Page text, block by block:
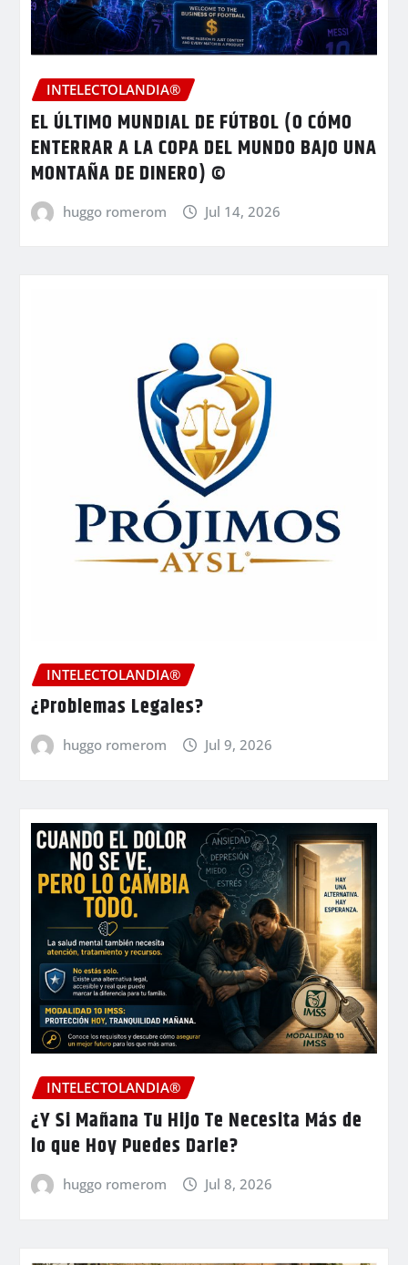
INTELECTOLANDIA®
EL ÚLTIMO MUNDIAL DE FÚTBOL (O CÓMO
ENTERRAR A LA COPA DEL MUNDO BAJO UNA
MONTAÑA DE DINERO) ©
huggo romerom Jul 14, 2026
INTELECTOLANDIA®
¿Problemas Legales?
huggo romerom Jul 9, 2026
INTELECTOLANDIA®
¿Y Si Mañana Tu Hijo Te Necesita Más de
lo que Hoy Puedes Darle?
huggo romerom Jul 8, 2026